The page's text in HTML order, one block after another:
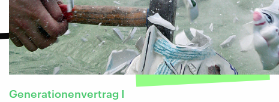
​Generationenvertrag I